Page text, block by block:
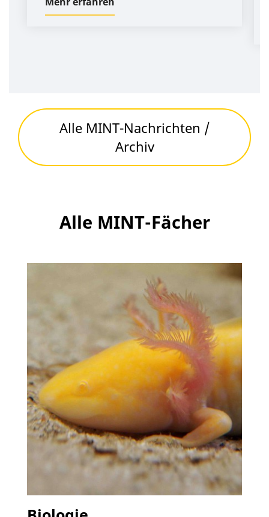
Alle MINT-Nachrichten /
Archiv
Alle MINT-Fächer